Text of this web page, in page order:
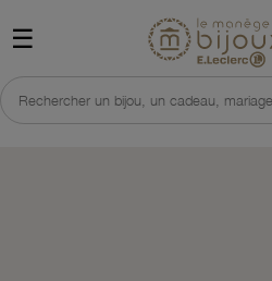
☰
Rechercher un bijou, un cadeau,